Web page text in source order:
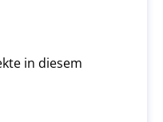
in diesem